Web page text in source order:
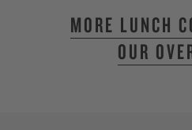
MORE LUNCH
OUR